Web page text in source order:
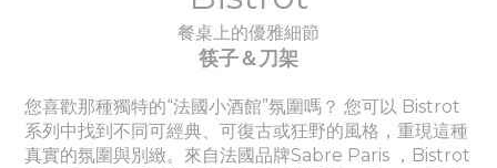
餐桌上的優雅細節
筷子＆刀架
您喜歡那種獨特的“法國小酒館”氛圍嗎？ 您可以 Bistrot
系列中找到不同可經典、 可復古或狂野的風格，重現這種
真實的氛圍與別緻。 來自法國品牌Sabre Paris ，Bistrot